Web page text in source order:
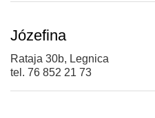
Józefina
Rataja 30b, Legnica
tel. 76 852 21 73